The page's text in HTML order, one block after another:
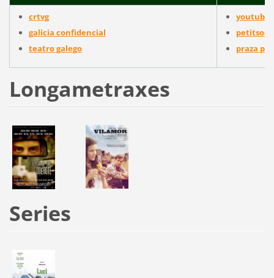
crtvg
galicia confidencial
teatro galego
youtube
praza
Longametraxes
Series